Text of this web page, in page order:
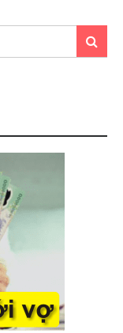
Tìm
kiếm